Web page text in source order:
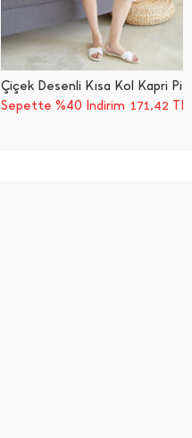
Sepette %40 İndirim 171,42 TL